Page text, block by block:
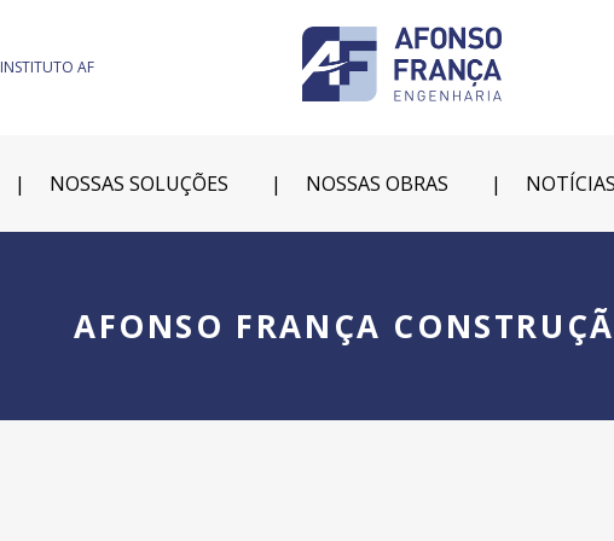
INSTITUTO AF
NOSSAS SOLUÇÕES NOSSAS OBRAS NOTÍCIAS
AFONSO FRANÇA